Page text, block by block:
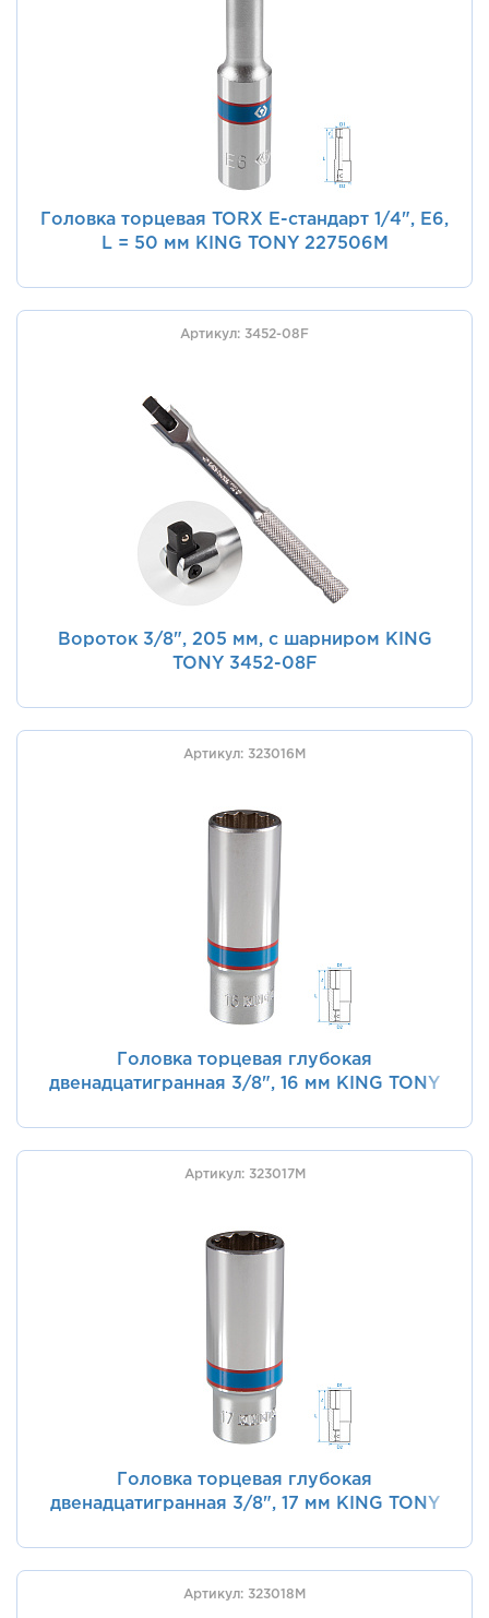
Головка торцевая TORX Е-стандарт 1/4", E6,
L = 50 мм KING TONY 227506M
Артикул: 3452-08F
Вороток 3/8", 205 мм, с шарниром KING
TONY 3452-08F
Артикул: 323016M
Головка торцевая глубокая
двенадцатигранная 3/8", 16 мм KING TONY
Артикул: 323017M
Головка торцевая глубокая
двенадцатигранная 3/8", 17 мм KING TONY
Артикул: 323018M